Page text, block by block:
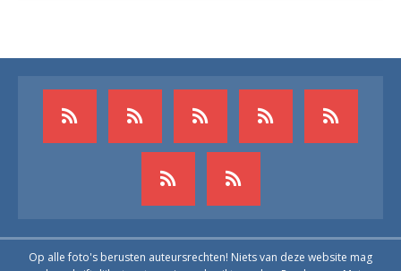
Op alle foto's berusten auteursrechten! Niets van deze website mag